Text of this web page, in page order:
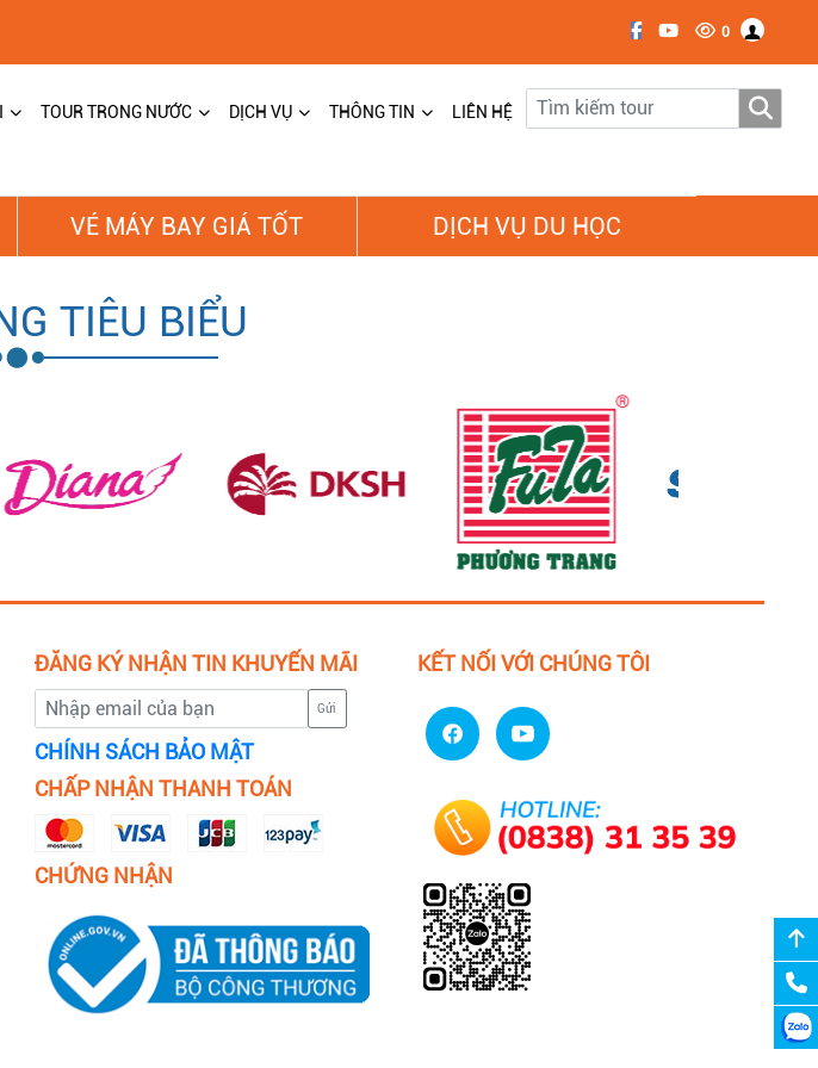
0
TOUR TRONG NƯỚC DỊCH VỤ THÔNG TIN LIÊN HỆ
VÉ MÁY BAY GIÁ TỐT DỊCH VỤ DU HỌC
TIÊU BIỂU
ĐĂNG KÝ NHẬN TIN KHUYẾN MÃI
Gửi
CHÍNH SÁCH BẢO MẬT
CHẤP NHẬN THANH TOÁN
CHỨNG NHẬN
KẾT NỐI VỚI CHÚNG TÔI